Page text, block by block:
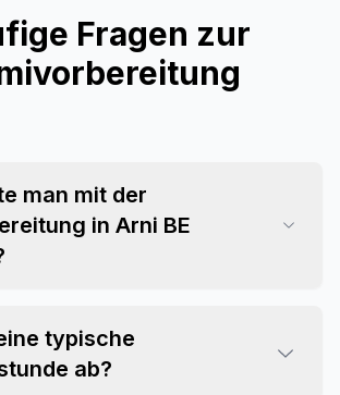
Fragen zur
man mit der
in Arni BE
typische
ab?